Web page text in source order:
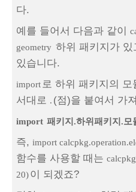
다.
예를 들어서 다음과 같이
geometry 하위 패키지가
있습니다.
import 로 하위 패키지의
서대로 . (점)을 붙여서 가
import 패키지.하위패키지.모
즉, import
함수를 사용할 때는
20)이 되겠죠?